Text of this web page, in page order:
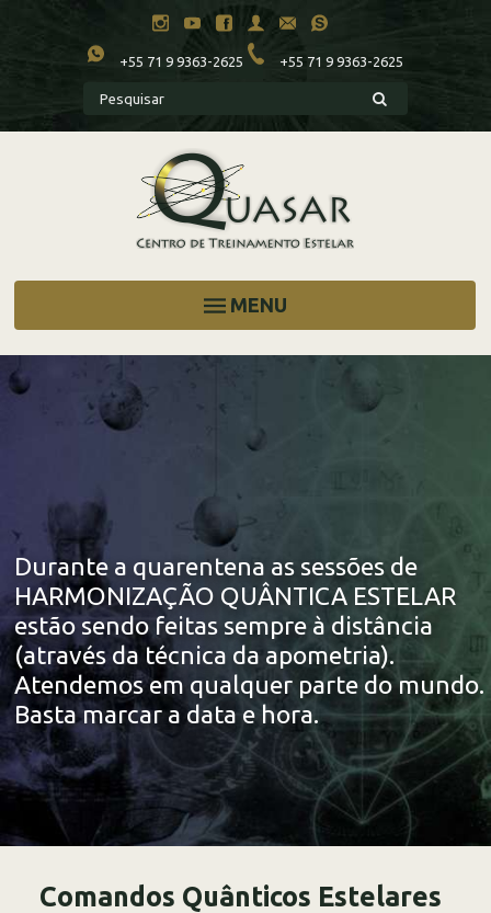
+55 71 9 9363-2625 +55 71 9 9363-2625
MENU
Durante a quarentena as sessões de
HARMONIZAÇÃO QUÂNTICA ESTELAR
estão sendo feitas sempre à distância
(através da técnica da apometria).
Atendemos em qualquer parte do mundo.
Basta marcar a data e hora.
Comandos Quânticos Estelares